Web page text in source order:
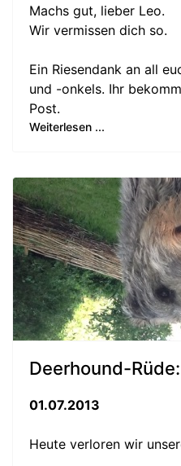
Machs gut, lieber Leo.
Wir vermissen dich so.
Ein Riesendank an all
und -onkels. Ihr
Post.
Weiterlesen ...
Deerhound-
01.07.2013
Heute verloren wir